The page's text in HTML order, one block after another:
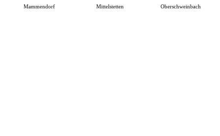
Mammendorf Mittelstetten Oberschweinbach